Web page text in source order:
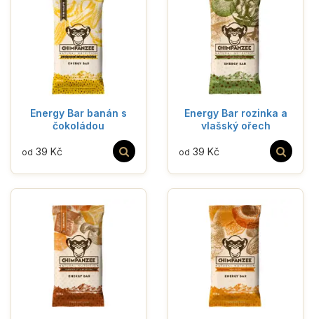
Energy Bar banán s
čokoládou
od 39 Kč
Energy Bar rozinka a
vlašský ořech
od 39 Kč